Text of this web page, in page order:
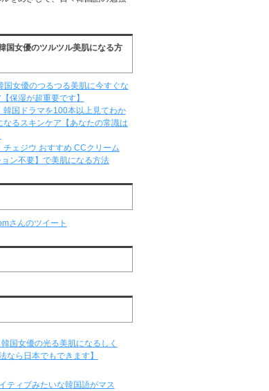
国女優のツルツル美肌になる方
国女優のつるつる美肌に今すぐな
保湿が超重要です】
韓国ドラマを100本以上見てわか
なるスキンケア【あなたの常識は
チェジウ おすすめ CCクリーム
ョン不要】で美肌になる方法
さんのツイート
韓国女優の光る美肌になるしく
なら日本でもできます】
ティブみたいな韓国語がマス